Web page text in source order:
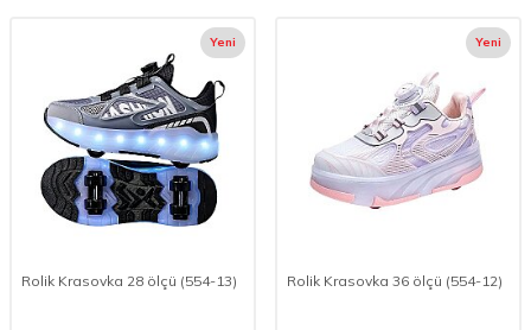
Yeni
Rolik Krasovka 28 ölçü (554-13)
Yeni
Rolik Krasovka 36 ölçü (554-12)